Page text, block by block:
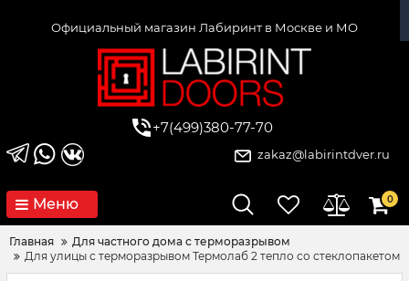
Официальный магазин Лабиринт в Москве и МО
+7(499)380-77-70
zakaz@labirintdver.ru
Меню 0
Главная
Для частного дома с терморазрывом
Для улицы с терморазрывом Термолаб 2 тепло со стеклопакетом